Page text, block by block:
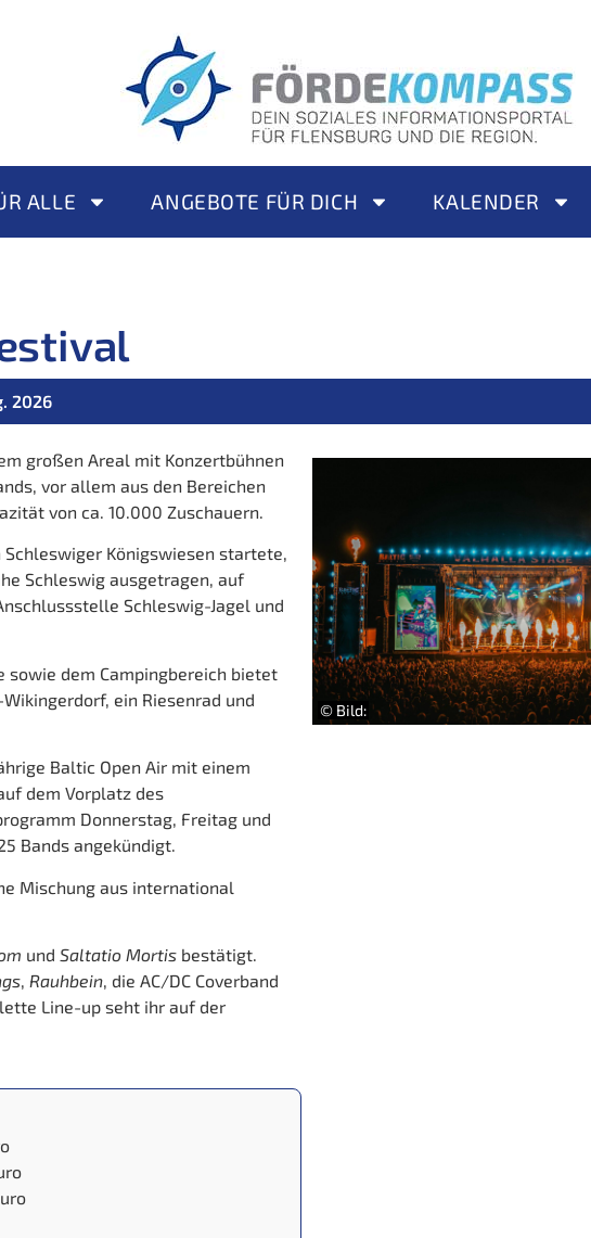
ALLE ANGEBOTE FÜR DICH KALENDER
2026
großen Areal mit Konzertbühnen
vor allem aus den Bereichen
von ca. 10.000 Zuschauern.
Schleswiger Königswiesen startete,
Schleswig ausgetragen, auf
Schleswig-Jagel und
sowie dem Campingbereich bietet
ein Riesenrad und
Baltic Open Air mit einem
dem Vorplatz des
Donnerstag, Freitag und
Bands angekündigt.
Mischung aus international
und Saltatio Mortis bestätigt.
, Rauhbein, die AC/DC Coverband
Line-up seht ihr auf der
© Bild: